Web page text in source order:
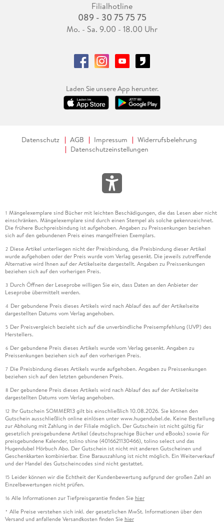
Filialhotline
089 - 30 75 75 75
Mo. - Sa. 9.00 - 18.00 Uhr
Laden Sie unsere App herunter.
Datenschutz AGB Impressum
Widerrufsbelehrung
Datenschutzeinstellungen
1 Mängelexemplare sind Bücher mit leichten Beschädigungen, die das Lesen aber nicht
einschränken. Mängelexemplare sind durch einen Stempel als solche gekennzeichnet.
Die frühere Buchpreisbindung ist aufgehoben. Angaben zu Preissenkungen beziehen
sich auf den gebundenen Preis eines mangelfreien Exemplars.
2 Diese Artikel unterliegen nicht der Preisbindung, die Preisbindung dieser Artikel
wurde aufgehoben oder der Preis wurde vom Verlag gesenkt. Die jeweils zutreffende
Alternative wird Ihnen auf der Artikelseite dargestellt. Angaben zu Preissenkungen
beziehen sich auf den vorherigen Preis.
3 Durch Öffnen der Leseprobe willigen Sie ein, dass Daten an den Anbieter der
Leseprobe übermittelt werden.
4 Der gebundene Preis dieses Artikels wird nach Ablauf des auf der Artikelseite
dargestellten Datums vom Verlag angehoben.
5 Der Preisvergleich bezieht sich auf die unverbindliche Preisempfehlung (UVP) des
Herstellers.
6 Der gebundene Preis dieses Artikels wurde vom Verlag gesenkt. Angaben zu
Preissenkungen beziehen sich auf den vorherigen Preis.
7 Die Preisbindung dieses Artikels wurde aufgehoben. Angaben zu Preissenkungen
beziehen sich auf den letzten gebundenen Preis.
8 Der gebundene Preis dieses Artikels wird nach Ablauf des auf der Artikelseite
dargestellten Datums vom Verlag angehoben.
12 Ihr Gutschein SOMMER13 gilt bis einschließlich 10.08.2026. Sie können den
Gutschein ausschließlich online einlösen unter www.hugendubel.de. Keine Bestellung
zur Abholung mit Zahlung in der Filiale möglich. Der Gutschein ist nicht gültig für
gesetzlich preisgebundene Artikel (deutschsprachige Bücher und eBooks) sowie für
preisgebundene Kalender, tolino shine (4016621130466), tolino select und das
Hugendubel Hörbuch Abo. Der Gutschein ist nicht mit anderen Gutscheinen und
Geschenkkarten kombinierbar. Eine Barauszahlung ist nicht möglich. Ein Weiterverkauf
und der Handel des Gutscheincodes sind nicht gestattet.
15 Leider können wir die Echtheit der Kundenbewertung aufgrund der großen Zahl an
Einzelbewertungen nicht prüfen.
16 Alle Informationen zur Tiefpreisgarantie finden Sie hier
* Alle Preise verstehen sich inkl. der gesetzlichen MwSt. Informationen über den
Versand und anfallende Versandkosten finden Sie hier